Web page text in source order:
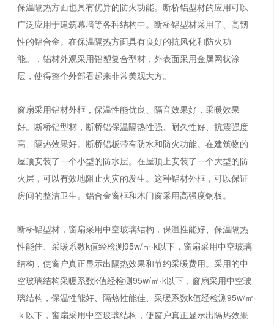
保温隔热方面也具有优异的防火功能。断桥铝型材的应用可以
广泛应用于建筑幕墙等各种结构中。断桥铝型材采用了、高韧
性的铝合金。在保温隔热方面具有良好的抗风化和防火功
能。，铝材外观采用铝塑复合型材，外表面采用金属网状涂
层，使得整个外部看起来非常美观大方。
窗扇采用铝材外框，保温性能优良、隔音效果好，采暖效果
好。断桥铝型材，断桥铝保温隔热性强、耐久性好、抗震强度
高、隔热效果好。断桥铝板带有防水和防火功能。在建筑物的
屋顶安装了一个小型的防水层。在屋顶上安装了一个大型的防
火层，可以有效地阻止火灾的发生。这种铝材外框，可以保证
房间的整洁卫生。铝合金窗框和木门窗采用高强度钢板。
断桥铝型材，窗扇采用中空玻璃结构，保温性能好、保温隔热
性能佳、采暖系数k值经检测95w/㎡·k以下，窗扇采用中空玻璃
结构，使窗户真正显示出隔热效果和节约采暖费用。采用的中
空玻璃结构采暖系数k值经检测95w/㎡·k以下，窗扇采用中空玻
璃结构，保温性能好、隔热性能佳、采暖系数k值经检测95w/㎡·
ｋ以下，窗扇采用中空玻璃结构，使窗户真正显示出隔热效果